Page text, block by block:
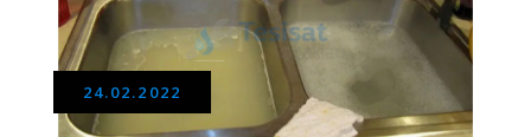
24.02.2022